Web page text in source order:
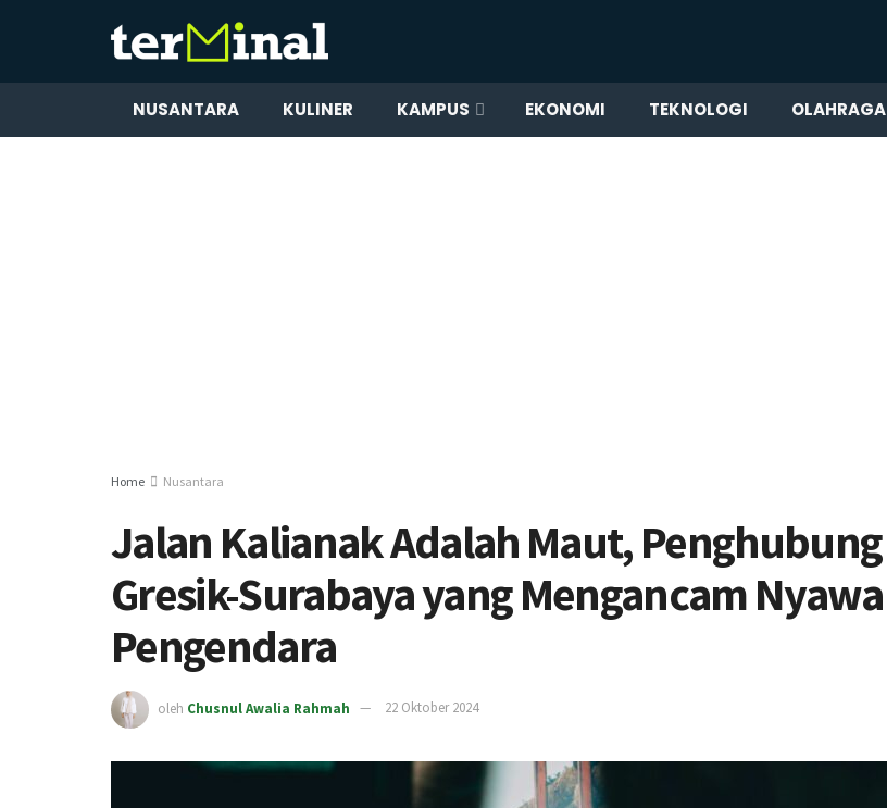
NUSANTARA KULINER KAMPUS EKONOMI TEKNOLOGI OLAHRAGA
Home Nusantara
Jalan Kalianak Adalah Maut, Penghubung
Gresik-Surabaya yang Mengancam Nyawa
Pengendara
oleh Chusnul Awalia Rahmah 22 Oktober 2024